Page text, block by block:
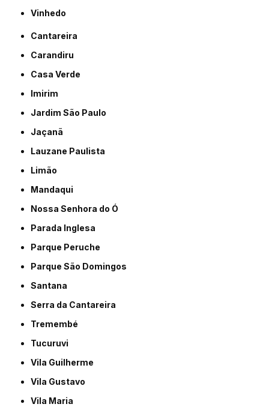
Vinhedo
Cantareira
Carandiru
Casa Verde
Imirim
Jardim São Paulo
Jaçanã
Lauzane Paulista
Limão
Mandaqui
Nossa Senhora do Ó
Parada Inglesa
Parque Peruche
Parque São Domingos
Santana
Serra da Cantareira
Tremembé
Tucuruvi
Vila Guilherme
Vila Gustavo
Vila Maria